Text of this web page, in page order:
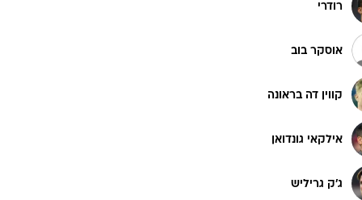
רודרי
אוסקר בוב
קווין דה בראונה
אילקאי גונדואן
ג'ק גריליש